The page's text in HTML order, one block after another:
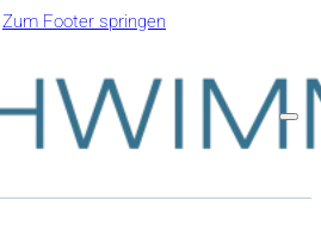
Zum Footer springen